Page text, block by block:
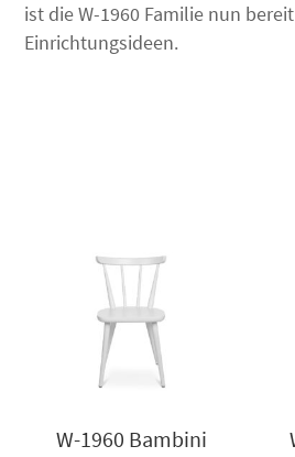
ist die W-1960 Familie nun
Einrichtungsideen.
W-1960 Bambini